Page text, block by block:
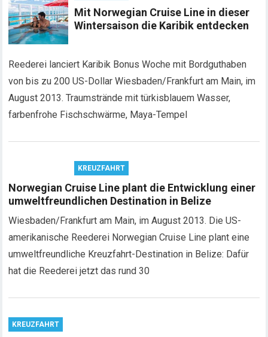
Mit Norwegian Cruise Line in dieser
Wintersaison die Karibik entdecken
Reederei lanciert Karibik Bonus Woche mit Bordguthaben
von bis zu 200 US-Dollar Wiesbaden/Frankfurt am Main, im
August 2013. Traumstrände mit türkisblauem Wasser,
farbenfrohe Fischschwärme, Maya-Tempel
KREUZFAHRT
Norwegian Cruise Line plant die Entwicklung einer
umweltfreundlichen Destination in Belize
Wiesbaden/Frankfurt am Main, im August 2013. Die US-
amerikanische Reederei Norwegian Cruise Line plant eine
umweltfreundliche Kreuzfahrt-Destination in Belize: Dafür
hat die Reederei jetzt das rund 30
KREUZFAHRT